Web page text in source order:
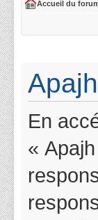
Accueil du
En
«